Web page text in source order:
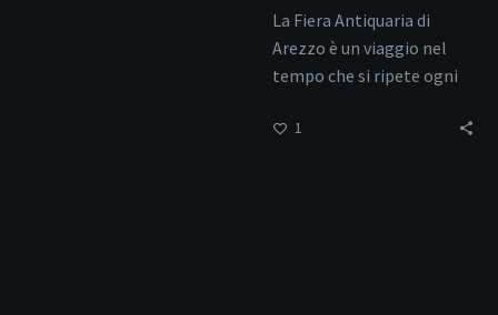
La Fiera Antiquaria di
Arezzo è un viaggio nel
tempo che si ripete ogni
trasformando la città…
1